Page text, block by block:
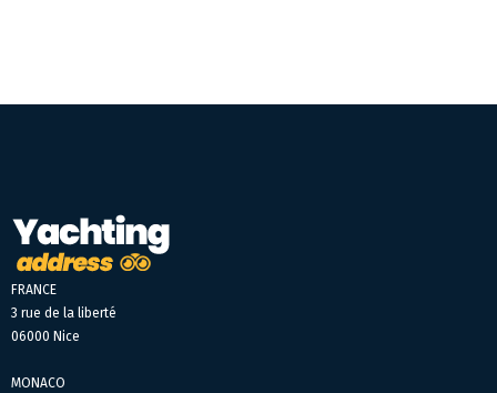
FRANCE
3 rue de la liberté
06000 Nice
MONACO